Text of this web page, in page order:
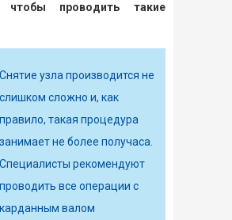
чтобы проводить такие
Снятие узла производится не
слишком сложно и, как
правило, такая процедура
занимает не более получаса.
Специалисты рекомендуют
проводить все операции с
карданным валом